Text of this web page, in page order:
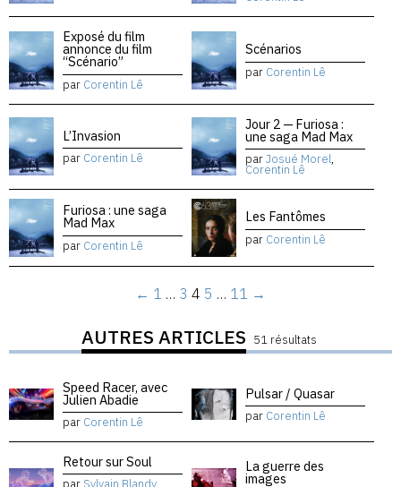
Exposé du film
annonce du film
“Scénario”
par Corentin Lê
Scénarios
par Corentin Lê
L’Invasion
par Corentin Lê
Jour 2 — Furiosa :
une saga Mad Max
parJosué Morel,
Corentin Lê
Furiosa : une saga
Mad Max
par Corentin Lê
Les Fantômes
par Corentin Lê
← 1 … 3 4 5 … 11 →
AUTRES ARTICLES 51 résultats
Speed Racer, avec
Julien Abadie
par Corentin Lê
Pulsar / Quasar
par Corentin Lê
Retour sur Soul La guerre des
images